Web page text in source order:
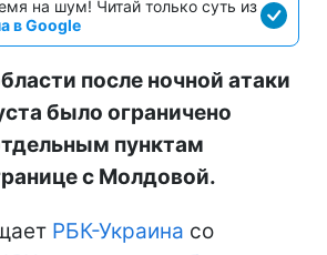
на шум! Читай только суть из
в Google
после ночной атаки
было ограничено
пунктам
с Молдовой.
РБК-Украина со